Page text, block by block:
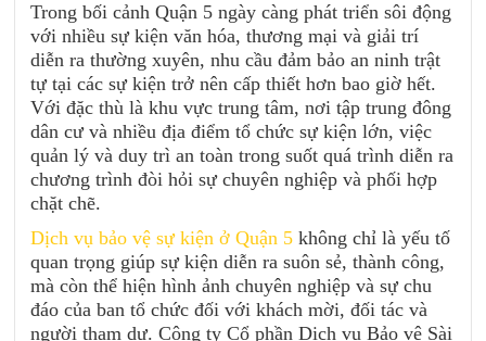
Trong bối cảnh Quận 5 ngày càng phát triển sôi động
với nhiều sự kiện văn hóa, thương mại và giải trí
diễn ra thường xuyên, nhu cầu đảm bảo an ninh trật
tự tại các sự kiện trở nên cấp thiết hơn bao giờ hết.
Với đặc thù là khu vực trung tâm, nơi tập trung đông
dân cư và nhiều địa điểm tổ chức sự kiện lớn, việc
quản lý và duy trì an toàn trong suốt quá trình diễn ra
chương trình đòi hỏi sự chuyên nghiệp và phối hợp
chặt chẽ.
Dịch vụ bảo vệ sự kiện ở Quận 5không chỉ là yếu tố
quan trọng giúp sự kiện diễn ra suôn sẻ, thành công,
mà còn thể hiện hình ảnh chuyên nghiệp và sự chu
đáo của ban tổ chức đối với khách mời, đối tác và
người tham dự. Công ty Cổ phần Dịch vụ Bảo vệ Sài